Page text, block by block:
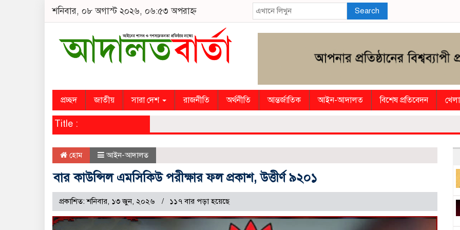
শনিবার, ০৮ অগাস্ট ২০২৬, ০৬:৫৩ অপরাহ্ন Search
প্রচ্ছদ জাতীয় সারা দেশ রাজনীতি অর্থনীতি আন্তর্জাতিক আইন-আদালত বিশেষ প্রতিবেদন
Title :
হোম আইন-আদালত
বার কাউন্সিল এমসিকিউ পরীক্ষার ফল প্রকাশ, উত্তীর্ণ ৯২০১
প্রকাশিত: শনিবার, ১৩ জুন, ২০২৬ ১১৭ বার পড়া হয়েছে